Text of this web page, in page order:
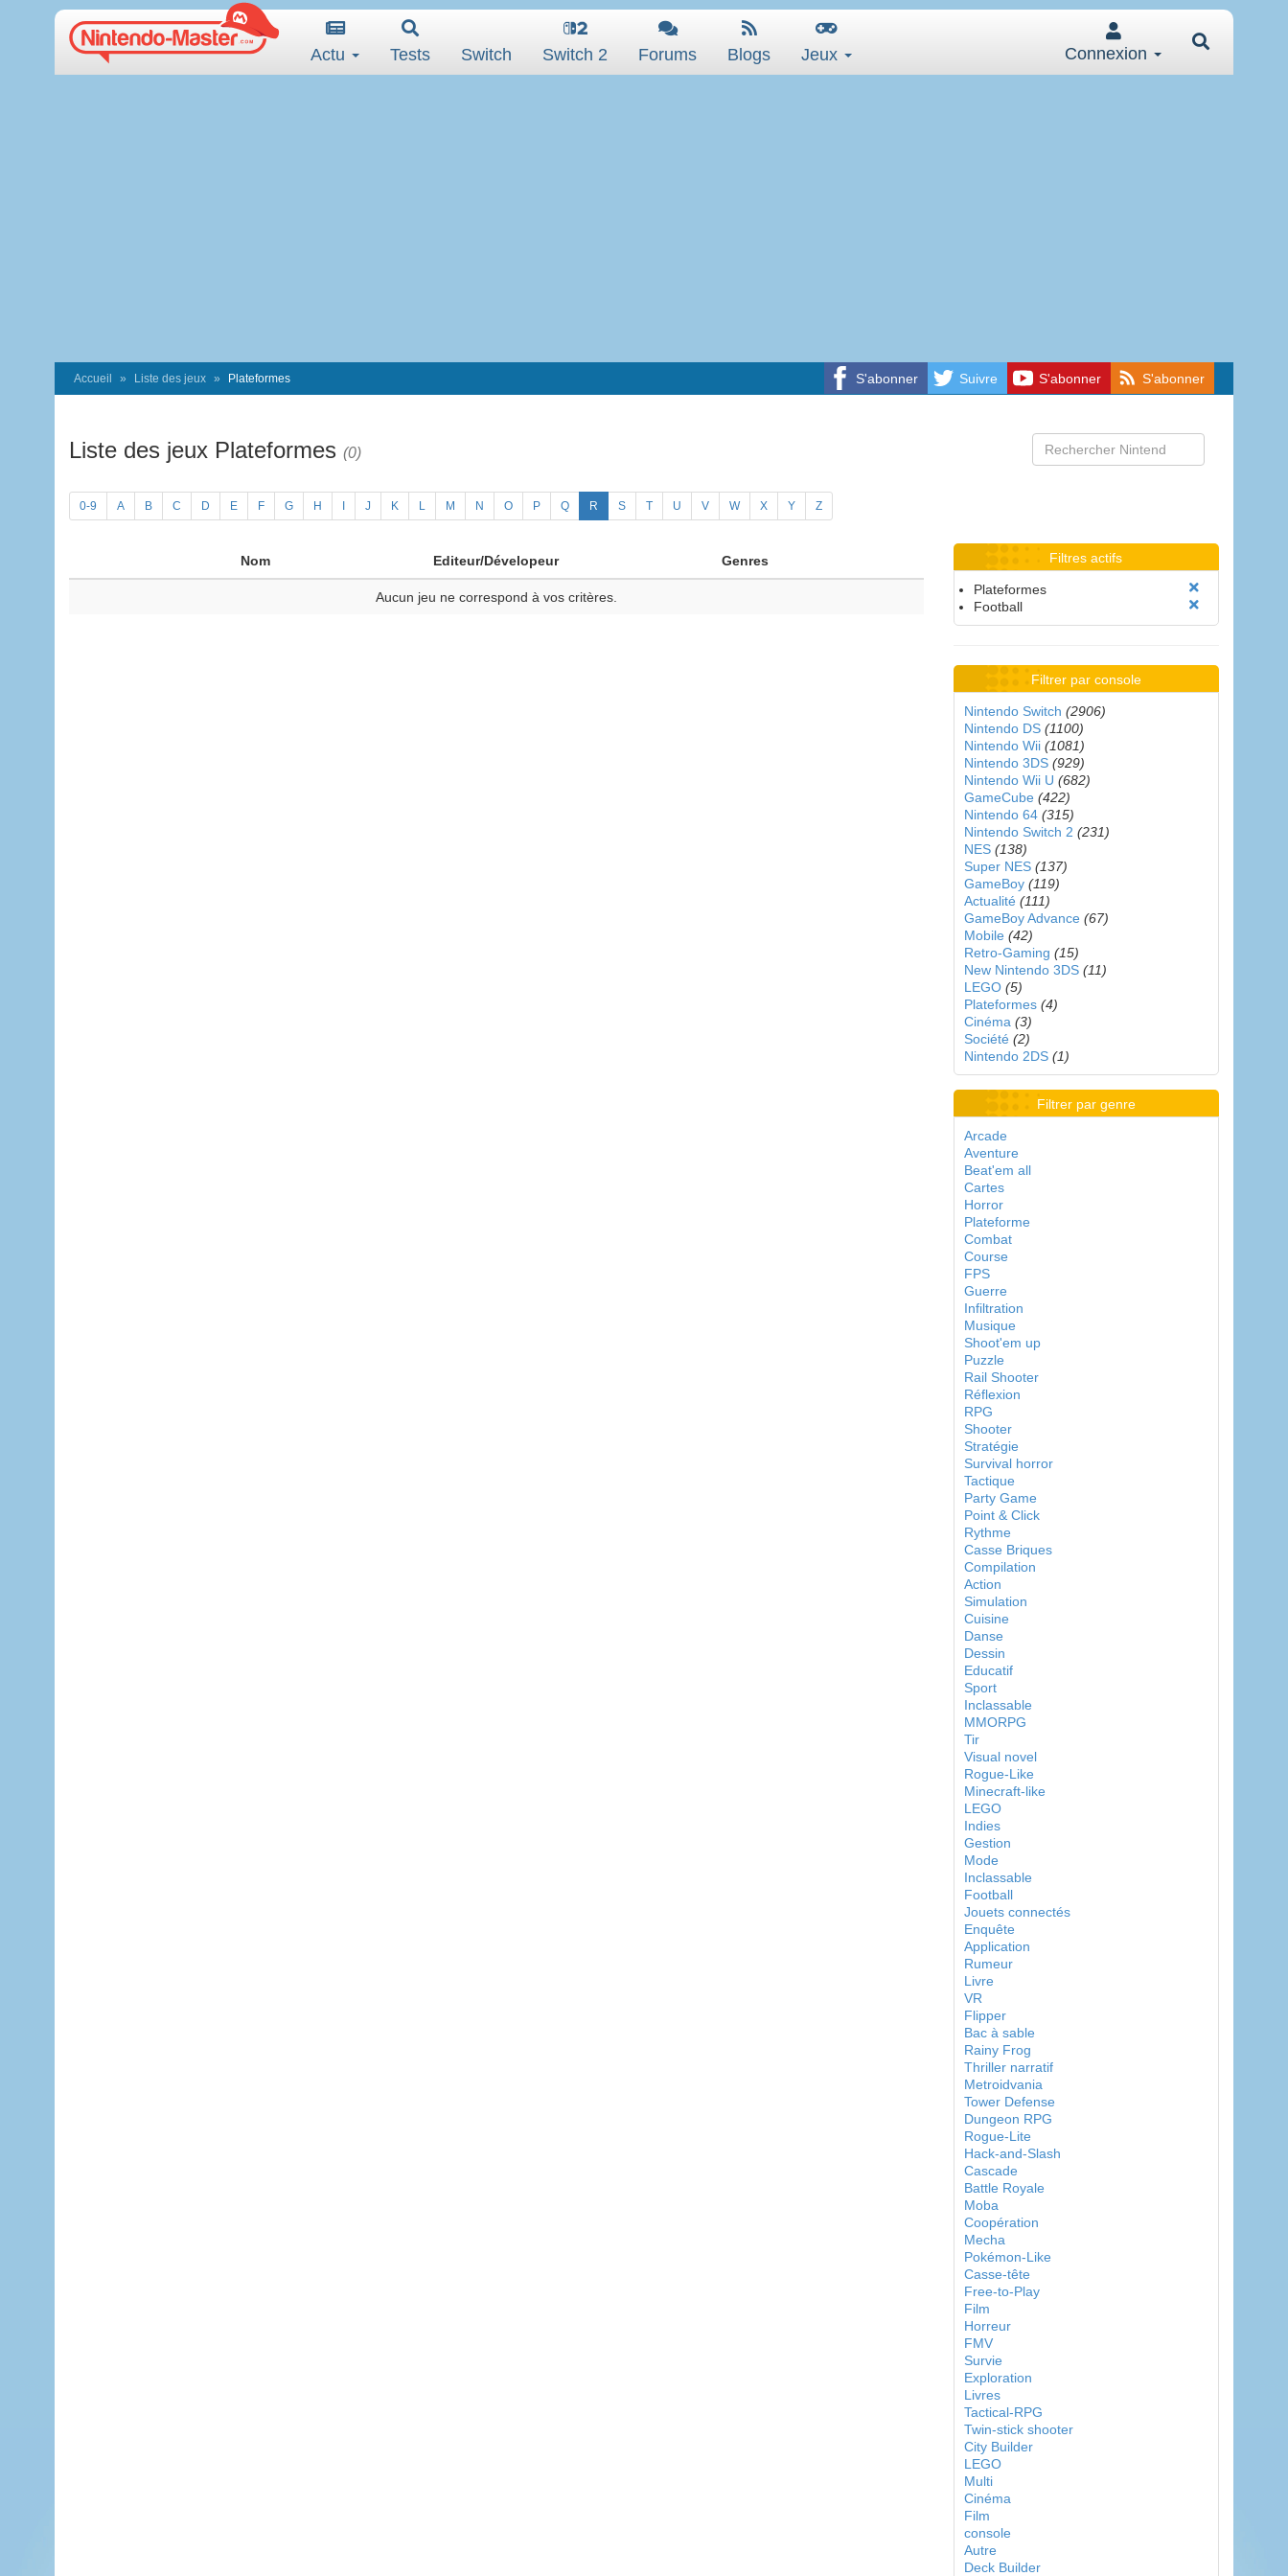
Actu Tests Switch Switch 2 Forums Blogs Jeux Connexion
S'abonner Suivre S'abonner S'abonner
Accueil Liste des jeux Plateformes
Liste des jeux Plateformes (0)
0-9 A B C D E F G H J K L M N O P Q R S T U V W X Y Z
Nom Editeur/Dévelopeur Genres
Aucun jeu ne correspond à vos critères.
Filtres actifs
Plateformes
Football
Filtrer par console
Nintendo Switch (2906)
Nintendo DS (1100)
Nintendo Wii (1081)
Nintendo 3DS (929)
Nintendo Wii U (682)
GameCube (422)
Nintendo 64 (315)
Nintendo Switch 2 (231)
NES (138)
Super NES (137)
GameBoy (119)
Actualité (111)
GameBoy Advance (67)
Mobile (42)
Retro-Gaming (15)
New Nintendo 3DS (11)
LEGO (5)
Plateformes (4)
Cinéma (3)
Société (2)
Nintendo 2DS (1)
Filtrer par genre
Arcade
Aventure
Beat'em all
Cartes
Horror
Plateforme
Combat
Course
FPS
Guerre
Infiltration
Musique
Shoot'em up
Puzzle
Rail Shooter
Réflexion
RPG
Shooter
Stratégie
Survival horror
Tactique
Party Game
Point & Click
Rythme
Casse Briques
Compilation
Action
Simulation
Cuisine
Danse
Dessin
Educatif
Sport
Inclassable
MMORPG
Tir
Visual novel
Rogue-Like
Minecraft-like
LEGO
Indies
Gestion
Mode
Inclassable
Football
Jouets connectés
Enquête
Application
Rumeur
Livre
VR
Flipper
Bac à sable
Rainy Frog
Thriller narratif
Metroidvania
Tower Defense
Dungeon RPG
Rogue-Lite
Hack-and-Slash
Cascade
Battle Royale
Moba
Coopération
Mecha
Pokémon-Like
Casse-tête
Free-to-Play
Film
Horreur
FMV
Survie
Exploration
Livres
Tactical-RPG
Twin-stick shooter
City Builder
LEGO
Multi
Cinéma
Film
console
Autre
Deck Builder